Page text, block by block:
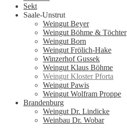
Sekt
Saale-Unstrut
Weingut Beyer
Weingut Böhme & Töchter
Weingut Born
Weingut Frölich-Hake
Winzerhof Gussek
Weingut Klaus Böhme
Weingut Kloster Pforta
Weingut Pawis
Weingut Wolfram Proppe
Brandenburg
Weingut Dr. Lindicke
Weinbau Dr. Wobar